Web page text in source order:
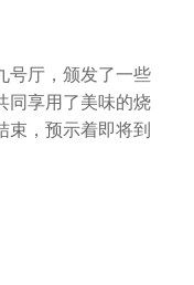
号厅，颁发了一些
同享用了美味的烧
束，预示着即将到